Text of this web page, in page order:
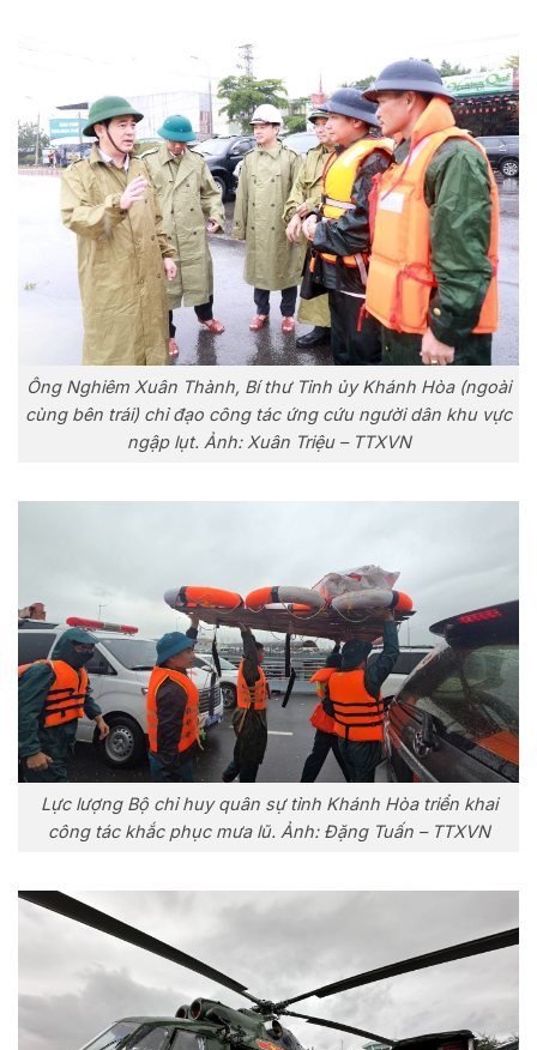
Ông Nghiêm Xuân Thành, Bí thư Tỉnh ủy Khánh Hòa (ngoài
cùng bên trái) chỉ đạo công tác ứng cứu người dân khu vực
ngập lụt. Ảnh: Xuân Triệu – TTXVN
Lực lượng Bộ chỉ huy quân sự tỉnh Khánh Hòa triển khai
công tác khắc phục mưa lũ. Ảnh: Đặng Tuấn – TTXVN